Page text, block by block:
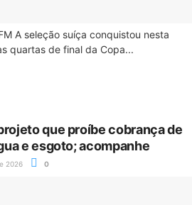
A seleção suíça conquistou nesta
quartas de final da Copa...
que proíbe cobrança de
e esgoto; acompanhe
2026 0